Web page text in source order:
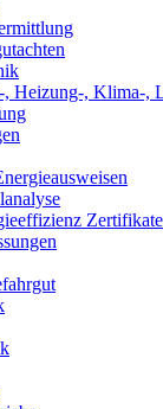
Heizung-, Klima-,
Zertifikate